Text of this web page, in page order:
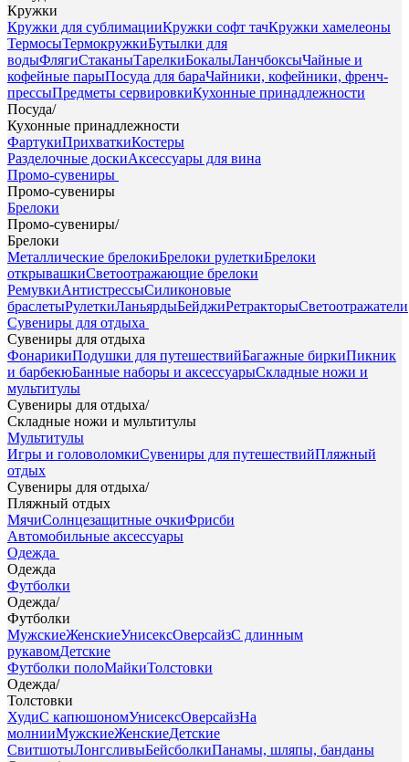
Кружки
Кружки для сублимацииКружки софт тачКружки хамелеоны
ТермосыТермокружкиБутылки для
водыФлягиСтаканыТарелкиБокалыЛанчбоксыЧайные и
кофейные парыПосуда для бараЧайники, кофейники, френч-
прессыПредметы сервировкиКухонные принадлежности
Посуда/
Кухонные принадлежности
ФартукиПрихваткиКостеры
Разделочные доскиАксессуары для вина
Промо-сувениры
Промо-сувениры
Брелоки
Промо-сувениры/
Брелоки
Металлические брелокиБрелоки рулеткиБрелоки
открывашкиСветоотражающие брелоки
РемувкиАнтистрессыСиликоновые
браслетыРулеткиЛаньярдыБейджиРетракторыСветоотражатели
Сувениры для отдыха
Сувениры для отдыха
ФонарикиПодушки для путешествийБагажные биркиПикник
и барбекюБанные наборы и аксессуарыСкладные ножи и
мультитулы
Сувениры для отдыха/
Складные ножи и мультитулы
Мультитулы
Игры и головоломкиСувениры для путешествийПляжный
отдых
Сувениры для отдыха/
Пляжный отдых
МячиСолнцезащитные очкиФрисби
Автомобильные аксессуары
Одежда
Одежда
Футболки
Одежда/
Футболки
МужскиеЖенскиеУнисексОверсайзС длинным
рукавомДетские
Футболки полоМайкиТолстовки
Одежда/
Толстовки
ХудиС капюшономУнисексОверсайзНа
молнииМужскиеЖенскиеДетские
СвитшотыЛонгсливыБейсболкиПанамы, шляпы, банданы